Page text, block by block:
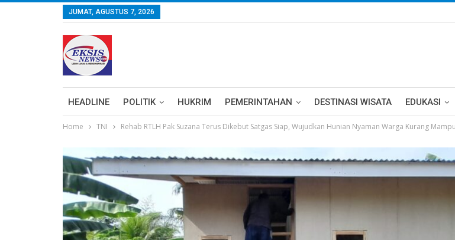
JUMAT, AGUSTUS 7, 2026
HEADLINE POLITIK HUKRIM PEMERINTAHAN DESTINASI WISATA EDUKASI
Home TNI Rehab RTLH Pak Suzana Terus Dikebut Satgas Siap, Wujudkan Hunian Nyaman Warga Kurang Mampu